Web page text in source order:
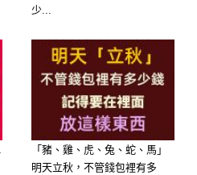
少...
「豬、雞、虎、兔、蛇、馬」
明天立秋，不管錢包裡有多